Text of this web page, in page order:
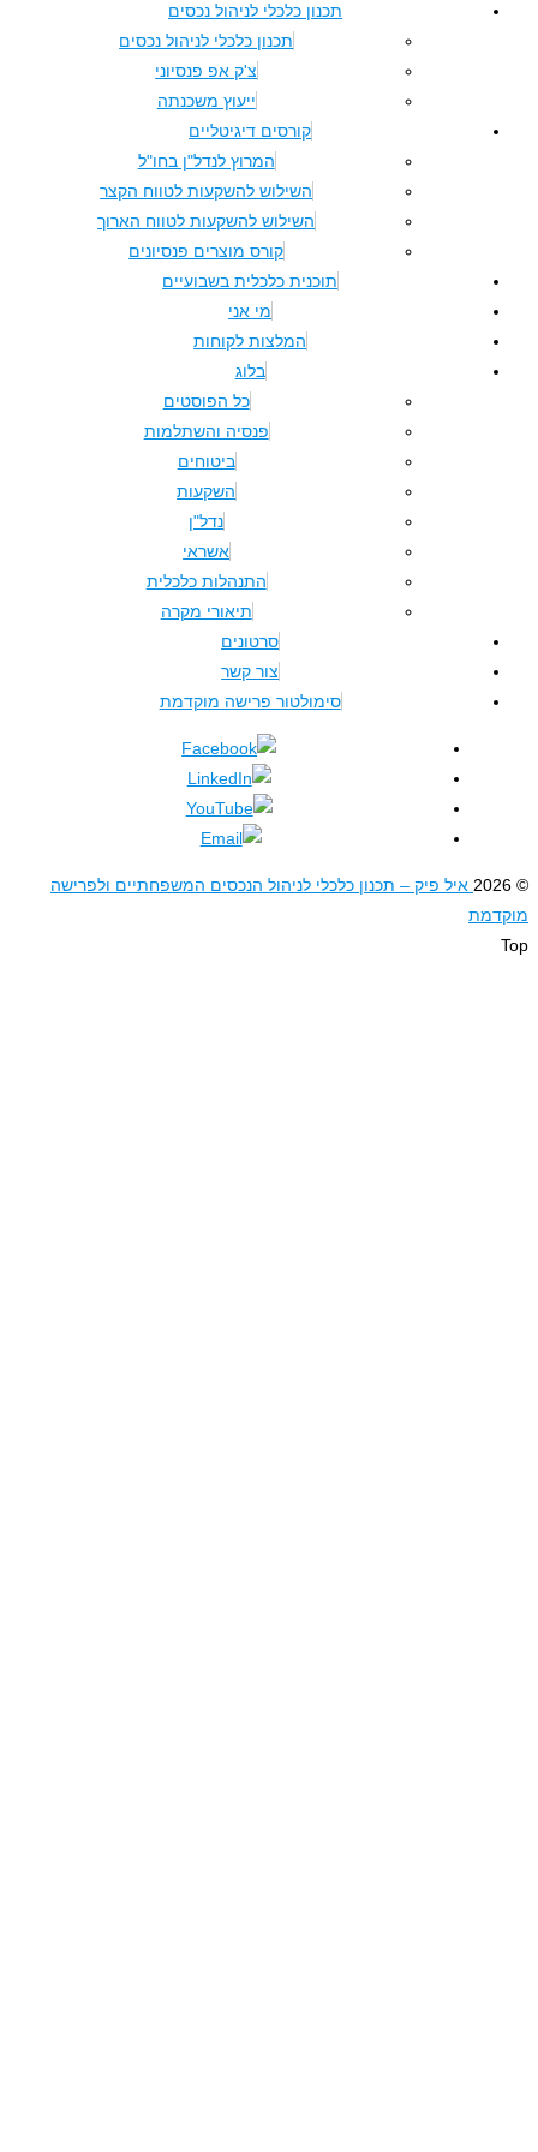
תכנון כלכלי לניהול נכסים
תכנון כלכלי לניהול נכסים
צ'ק אפ פנסיוני
ייעוץ משכנתה
קורסים דיגיטליים
המרוץ לנדל"ן בחו"ל
השילוש להשקעות לטווח הקצר
השילוש להשקעות לטווח הארוך
קורס מוצרים פנסיונים
תוכנית כלכלית בשבועיים
המלצות לקוחות
כל הפוסטים
פנסיה והשתלמות
התנהלות כלכלית
תיאורי מקרה
סימולטור פרישה מוקדמת
פיק – תכנון כלכלי לניהול הנכסים המשפחתיים ולפרישה